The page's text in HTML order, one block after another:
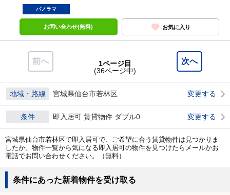
パノラマ
お問い合わせ(無料) お気に入り
前へ 次へ
1ページ目
(36ページ中)
地域・路線 宮城県仙台市若林区 変更する
条件 即入居可 賃貸物件 ダブル0 変更する
宮城県仙台市若林区で即入居可で、ご希望に合う賃貸物件は見つかりま
したか。物件一覧から気になる即入居可の物件を見つけたらメールかお
電話でお問い合わせください。（無料）
条件にあった新着物件を受け取る